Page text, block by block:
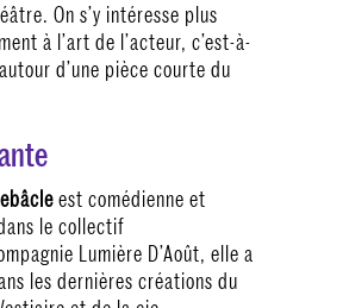
On s’y intéresse plus
à l’art de l’acteur, c’est-à-
d’une pièce courte du
est comédienne et
le collectif
Lumière D’Août, elle a
les dernières créations du